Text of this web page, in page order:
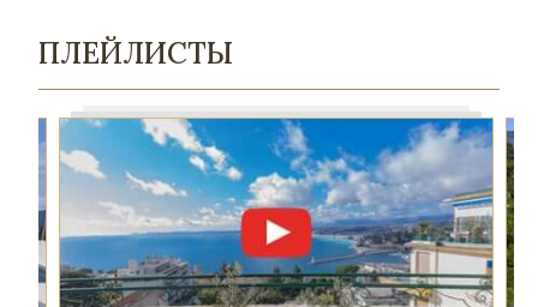
ПЛЕЙЛИСТЫ